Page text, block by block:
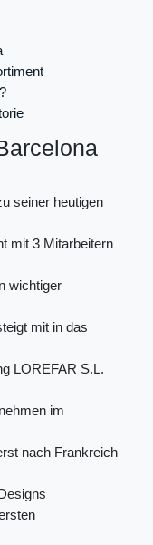
seiner heutigen
mit 3 Mitarbeitern
wichtiger
mit in das
LOREFAR S.L.
im
nach Frankreich